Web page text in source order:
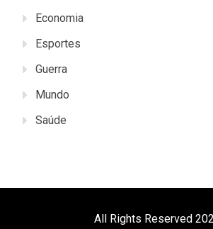
Economia
Esportes
Guerra
Mundo
Saúde
All Rights Reserved